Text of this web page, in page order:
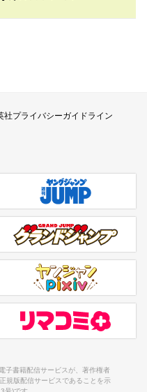
ャンプ
社プライバシーガイドライン
週刊ヤングジャンプ公式サイト
グランドジャンプ
ヤンジャンpixiv
リマコミ＋
子書籍配信サービスが、著作権者
規版配信サービスであることを示